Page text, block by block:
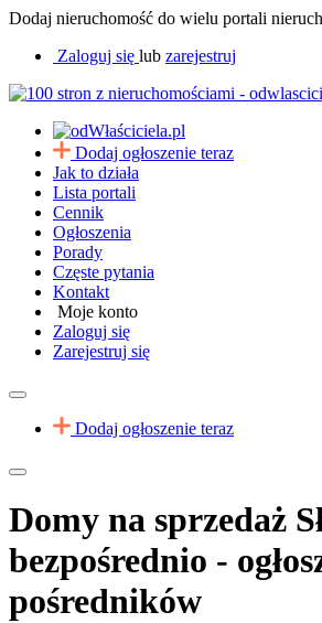
Dodaj nieruchomość do wielu portali
Zaloguj się lub zarejestruj
Dodaj ogłoszenie teraz
Jak to działa
Lista portali
Cennik
Ogłoszenia
Porady
Częste pytania
Kontakt
Moje konto
Zaloguj się
Zarejestruj się
Dodaj ogłoszenie teraz
Domy na sprzedaż
bezpośrednio -
pośredników